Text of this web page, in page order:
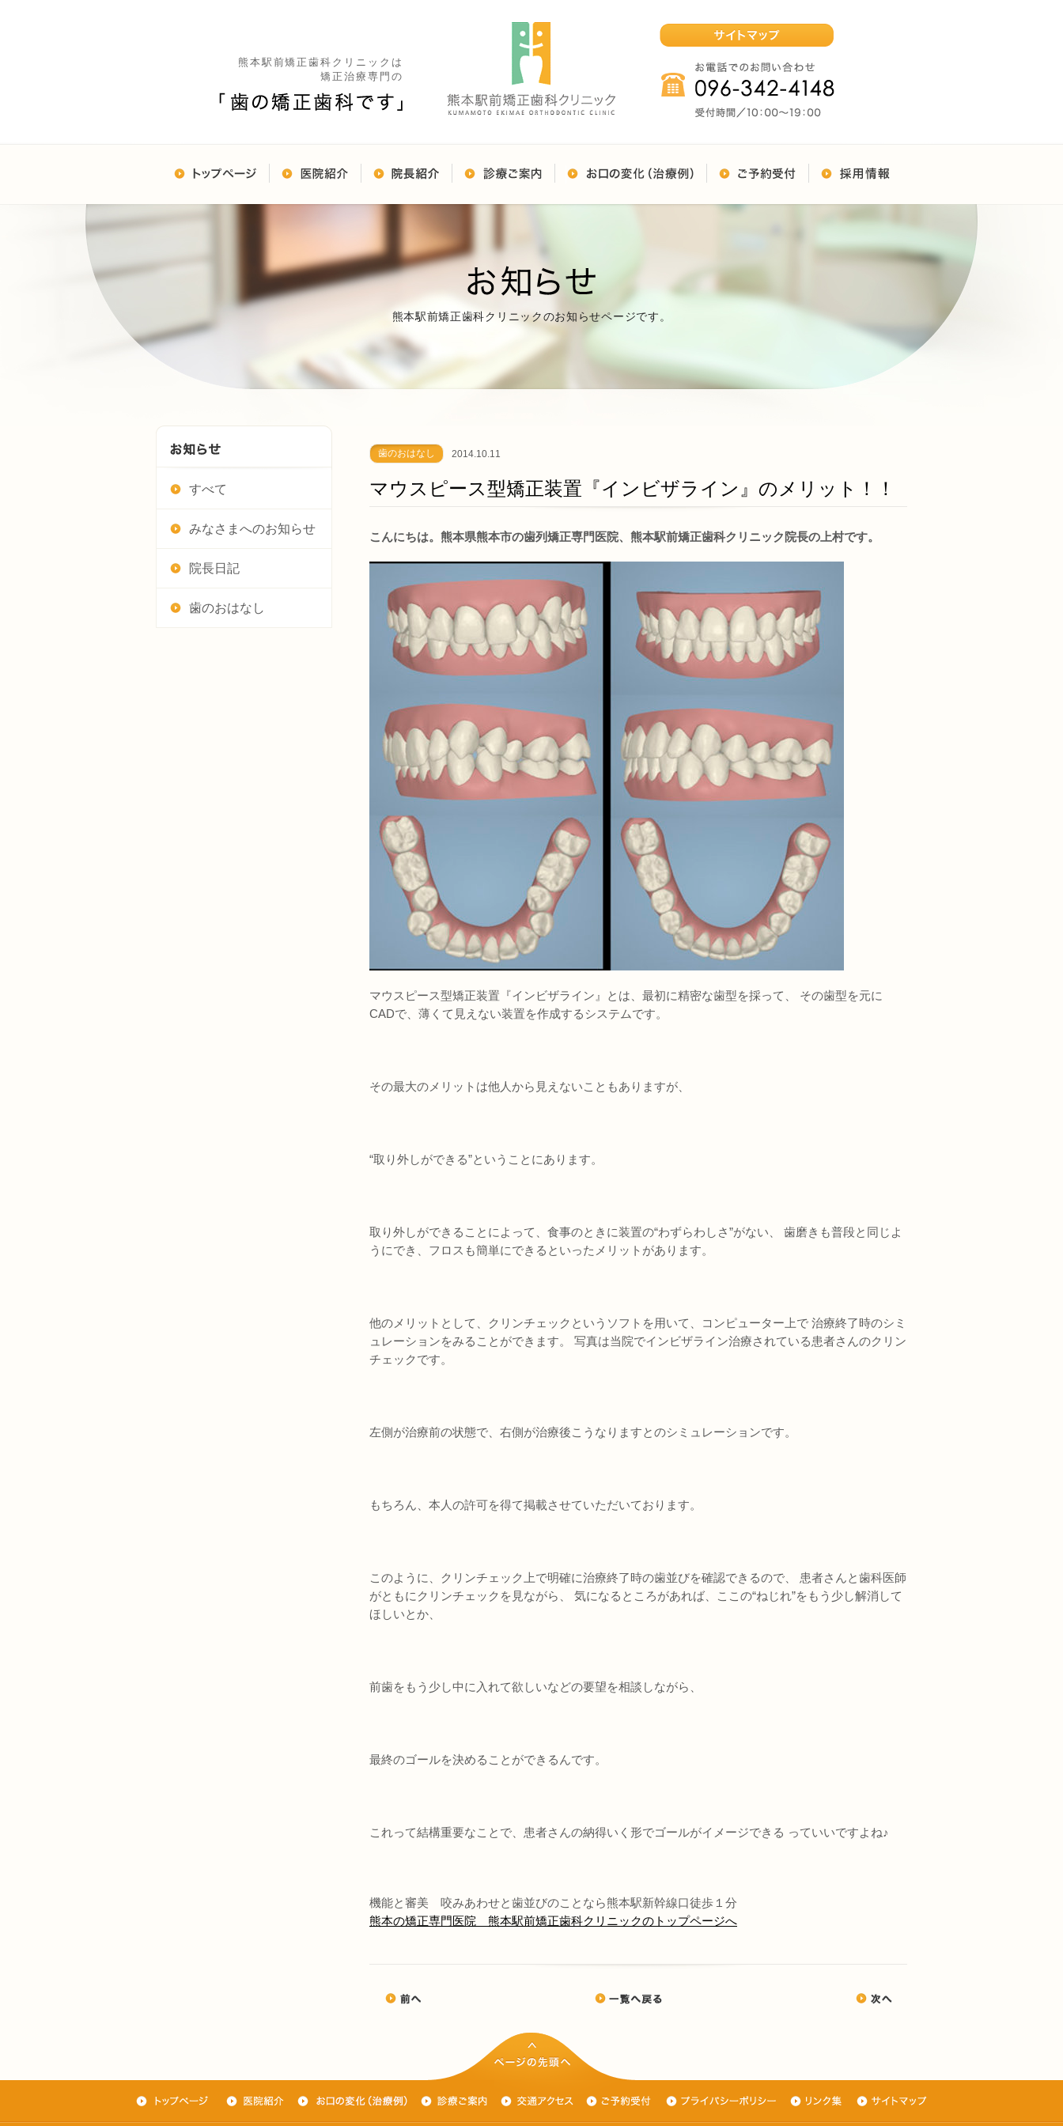
熊本駅前矯正歯科クリニックは
矯正治療専門の
熊本駅前矯正歯科クリニックのお知らせページです。
すべて
みなさまへのお知らせ
院長日記
歯のおはなし
歯のおはなし 2014.10.11
マウスピース型矯正装置『インビザライン』のメリット！！
こんにちは。熊本県熊本市の歯列矯正専門医院、熊本駅前矯正歯科クリニック院長の上村です。
マウスピース型矯正装置『インビザライン』とは、最初に精密な歯型を採って、 その歯型を元に
CADで、薄くて見えない装置を作成するシステムです。
その最大のメリットは他人から見えないこともありますが、
“取り外しができる”ということにあります。
取り外しができることによって、食事のときに装置の“わずらわしさ”がない、 歯磨きも普段と同じよ
うにでき、フロスも簡単にできるといったメリットがあります。
他のメリットとして、クリンチェックというソフトを用いて、コンピューター上で 治療終了時のシミ
ュレーションをみることができます。 写真は当院でインビザライン治療されている患者さんのクリン
チェックです。
左側が治療前の状態で、右側が治療後こうなりますとのシミュレーションです。
もちろん、本人の許可を得て掲載させていただいております。
このように、クリンチェック上で明確に治療終了時の歯並びを確認できるので、 患者さんと歯科医師
がともにクリンチェックを見ながら、 気になるところがあれば、ここの“ねじれ”をもう少し解消して
ほしいとか、
前歯をもう少し中に入れて欲しいなどの要望を相談しながら、
最終のゴールを決めることができるんです。
これって結構重要なことで、患者さんの納得いく形でゴールがイメージできる っていいですよね♪
機能と審美 咬みあわせと歯並びのことなら熊本駅新幹線口徒歩１分
熊本の矯正専門医院 熊本駅前矯正歯科クリニックのトップページへ